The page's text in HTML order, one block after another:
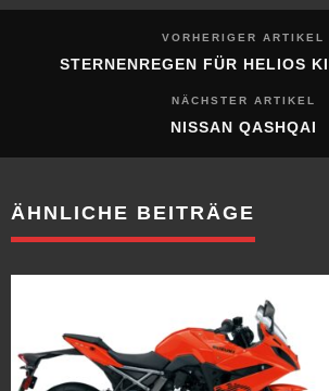
VORHERIGER ARTIKEL
STERNENREGEN FÜR HELIOS
NÄCHSTER ARTIKEL
NISSAN QASHQAI
ÄHNLICHE BEITRÄGE